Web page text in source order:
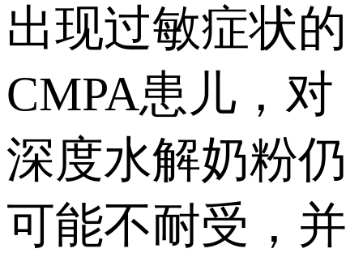
出现过敏症状的
CMPA患儿，对
深度水解奶粉仍
可能不耐受，并